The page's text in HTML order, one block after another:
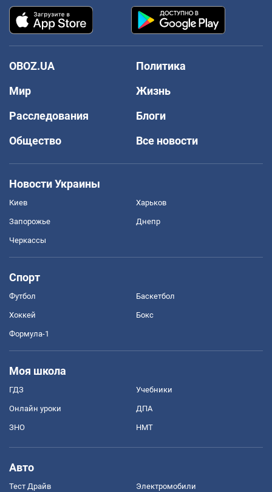
OBOZ.UA
Политика
Мир
Жизнь
Расследования
Блоги
Общество
Все новости
Новости Украины
Киев Харьков
Запорожье Днепр
Черкассы
Спорт
Футбол Баскетбол
Хоккей Бокс
Формула-1
Моя школа
ГДЗ Учебники
Онлайн уроки ДПА
ЗНО НМТ
Авто
Тест Драйв Электромобили